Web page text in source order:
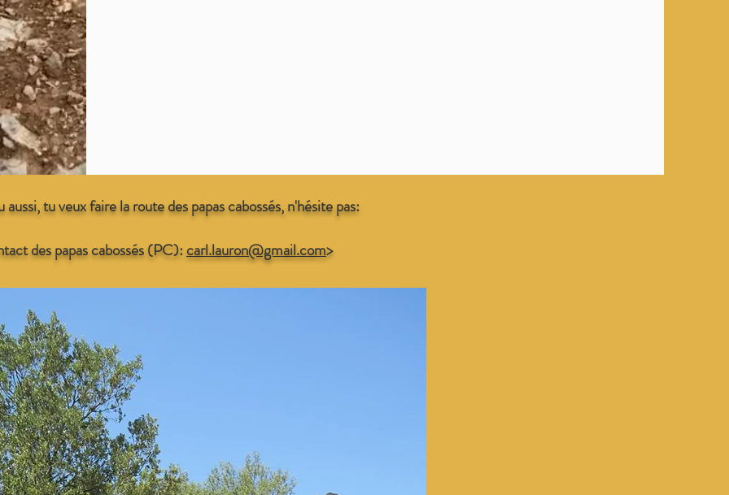
aussi, tu veux faire la route des papas cabossés, n'hésite pas:
des papas cabossés (PC):carl.lauron@gmail.com>